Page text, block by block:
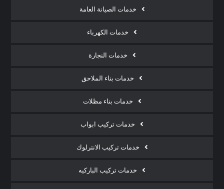
خدمات الصيانة العامة
خدمات الكهرباء
خدمات النجارة
خدمات بناء الملاحق
خدمات بناء مظلات
خدمات تركيب ابواب
خدمات تركيب الانترلوك
خدمات تركيب الباركيه